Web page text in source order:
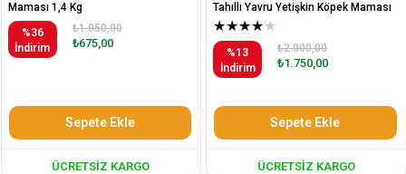
Maması 1,4 Kg
%36
İndirim
₺675,00
₺1.050,00
Sepete Ekle
ÜCRETSIZ KARGO
Tahıllı Yavru Yetişkin Köpek Maması
12 Kg
★★★★★
%13
İndirim
₺1.750,00
₺2.000,00
Sepete Ekle
ÜCRETSIZ KARGO